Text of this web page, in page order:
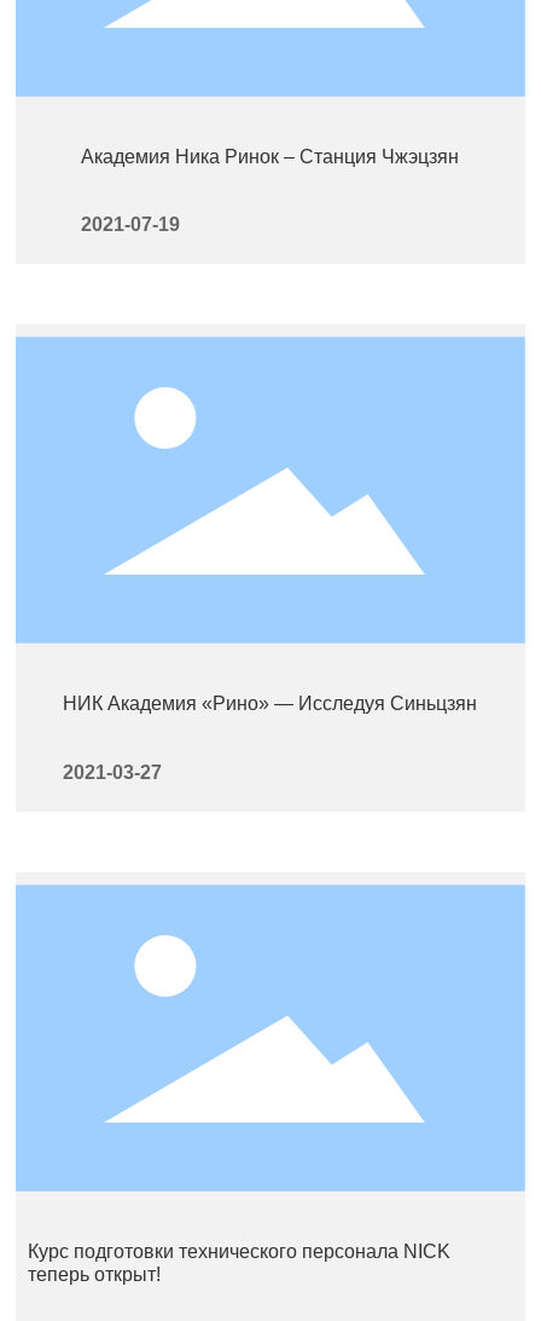
Академия Ника Ринок – Станция Чжэцзян
2021-07-19
НИК Академия «Рино» — Исследуя Синьцзян
2021-03-27
Курс подготовки технического персонала NICK
теперь открыт!